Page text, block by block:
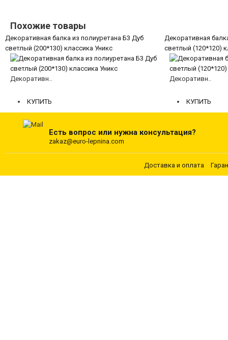
Похожие товары
Декоративная балка из полиуретана Б3 Дуб
светлый (200*130) классика Уникс
Декоративн..
КУПИТЬ
Декоративная
светлый (120*120)
Декоративн..
КУПИТЬ
Есть вопрос или нужна консультация?
zakaz@euro-lepnina.com
Доставка и оплата